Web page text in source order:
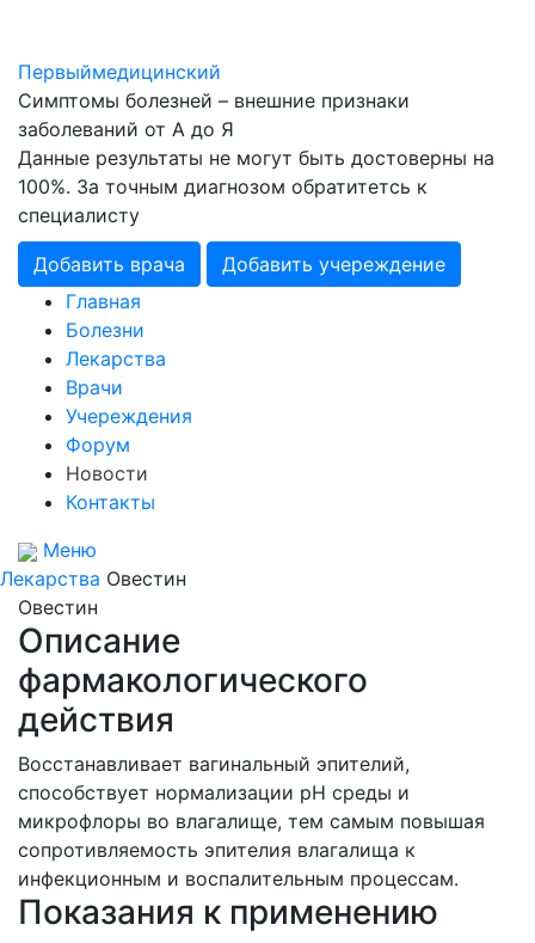
Первыймедицинский
Симптомы болезней – внешние признаки
заболеваний от А до Я
Данные результаты не могут быть достоверны на
100%. За точным диагнозом обратитетсь к
специалисту
Добавить врача
Добавить учереждение
Главная
Болезни
Лекарства
Врачи
Учереждения
Форум
Новости
Контакты
Меню
Лекарства Овестин
Овестин
Описание
фармакологического
действия
Восстанавливает вагинальный эпителий,
способствует нормализации pH среды и
микрофлоры во влагалище, тем самым повышая
сопротивляемость эпителия влагалища к
инфекционным и воспалительным процессам.
Показания к применению